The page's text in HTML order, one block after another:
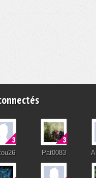
Pat0083